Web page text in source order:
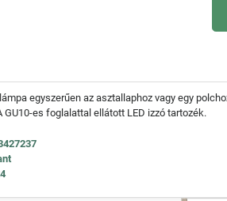
egyszerűen az asztallaphoz vagy egy
GU10-es foglalattal ellátott LED izzó tartozék.